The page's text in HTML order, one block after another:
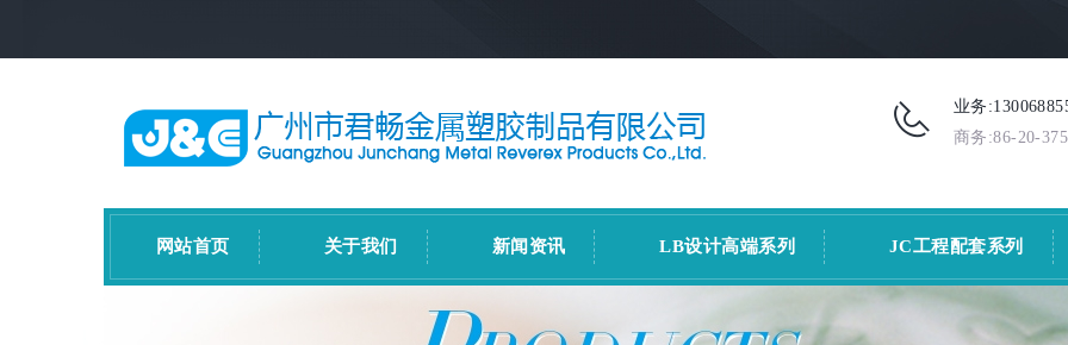
业务
商务:86-20-
网站首页 关于我们 新闻资讯 LB设计高端系列 JC工程配套系列